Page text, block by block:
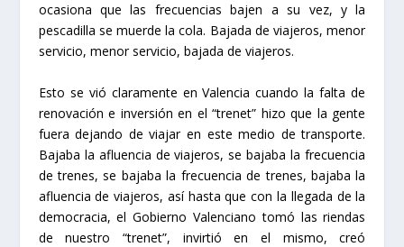
ocasiona que las frecuencias bajen a su vez, y la
pescadilla se muerde la cola. Bajada de viajeros, menor
servicio, menor servicio, bajada de viajeros.
Esto se vió claramente en Valencia cuando la falta de
renovación e inversión en el “trenet” hizo que la gente
fuera dejando de viajar en este medio de transporte.
Bajaba la afluencia de viajeros, se bajaba la frecuencia
de trenes, se bajaba la frecuencia de trenes, bajaba la
afluencia de viajeros, así hasta que con la llegada de la
democracia, el Gobierno Valenciano tomó las riendas
de nuestro “trenet”, invirtió en el mismo, creó